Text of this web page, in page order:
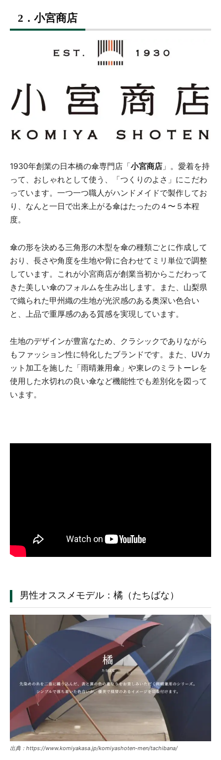
2．小宮商店
1930年創業の日本橋の傘専門店「小宮商店 」。愛着を持
って、おしゃれとして使う、「つくりのよさ」にこだわ
っています。一つ一つ職人がハンドメイドで製作してお
り、なんと一日で出来上がる傘はたったの４〜５本程
度。
傘の形を決める三角形の木型を傘の種類ごとに作成して
おり、長さや角度を生地や骨に合わせてミリ単位で調整
しています。これが小宮商店が創業当初からこだわって
きた美しい傘のフォルムを生み出します。また、山梨県
で織られた甲州織の生地が光沢感のある奥深い色合い
と、上品で重厚感のある質感を実現しています。
生地のデザインが豊富なため、クラシックでありながら
もファッション性に特化したブランドです。また、UVカ
ット加工を施した「雨晴兼用傘」や東レのミラトーレを
使用した水切れの良い傘など機能性でも差別化を図って
います。
男性オススメモデル：橘（たちばな）
出典：https://www.komiyakasa.jp/komiyashoten-men/tachibana/